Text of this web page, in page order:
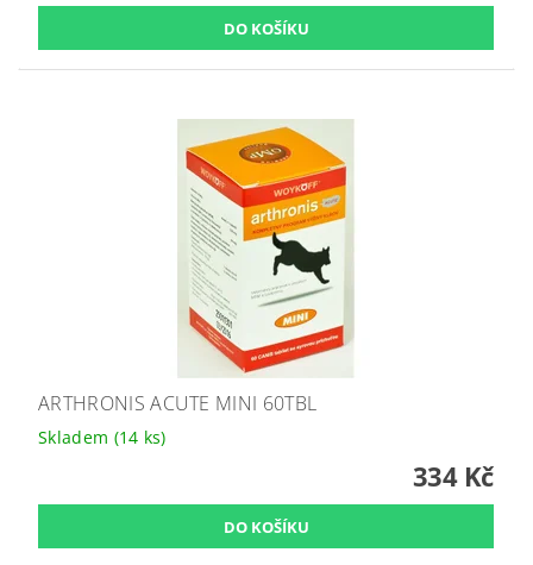
ARTHRONIS ACUTE MINI 60TBL
Skladem (14 ks)
334 Kč